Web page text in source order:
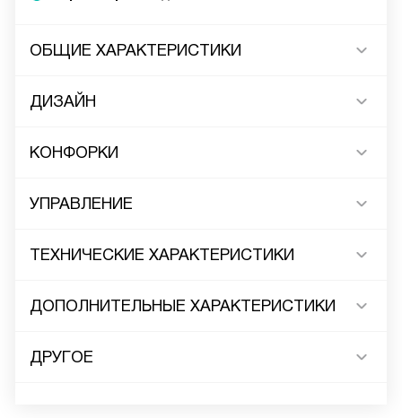
ОБЩИЕ ХАРАКТЕРИСТИКИ
ДИЗАЙН
КОНФОРКИ
УПРАВЛЕНИЕ
ТЕХНИЧЕСКИЕ ХАРАКТЕРИСТИКИ
ДОПОЛНИТЕЛЬНЫЕ ХАРАКТЕРИСТИКИ
ДРУГОЕ